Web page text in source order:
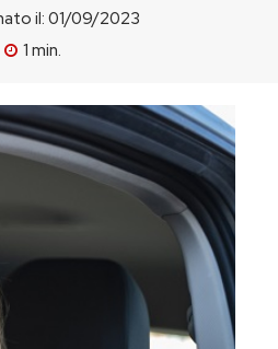
il:01/09/2023
1 min.